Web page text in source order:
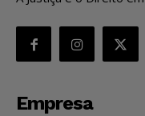
Empresa